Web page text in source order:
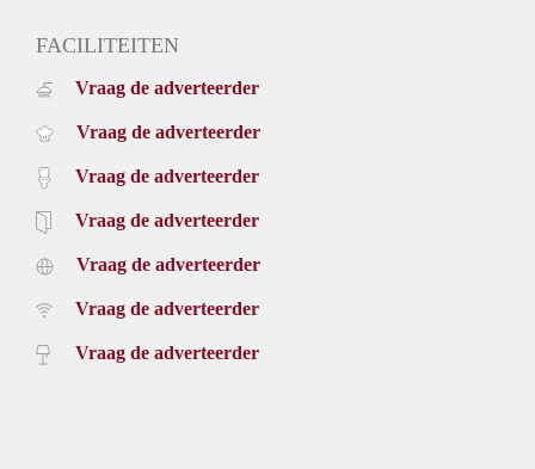
FACILITEITEN
Vraag de adverteerder
Vraag de adverteerder
Vraag de adverteerder
Vraag de adverteerder
Vraag de adverteerder
Vraag de adverteerder
Vraag de adverteerder